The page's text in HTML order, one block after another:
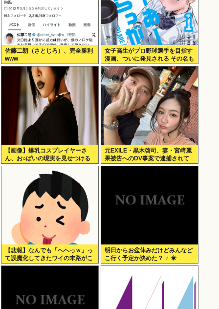
佐藤二朗（さとじろ）、完全勝利
www
女子高生がプロ野球選手を目指す
漫画、ついに発見される その名も
「ゆーあーすらっがー」
【画像】爆乳コスプレイヤーさ
ん、お○ぱいの現実を見せつける
ｗｗｗ
元EXILE・黒木啓司、妻・宮崎麗
果被告へのDV事案で逮捕されて
いた 宮崎は全身打撲、頭部裂傷
【悲報】なんでも「へへっｗ」っ
て誤魔化してきたワイの末路がこ
ちらwww
明日からお盆休みだけどみんなど
こ行く予定か決めた？ ‍♂ ☀